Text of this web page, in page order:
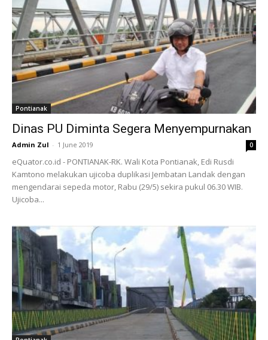
Pontianak
Dinas PU Diminta Segera Menyempurnakan
Admin Zul - 1 June 2019 0
eQuator.co.id - PONTIANAK-RK. Wali Kota Pontianak, Edi Rusdi
Kamtono melakukan ujicoba duplikasi Jembatan Landak dengan
mengendarai sepeda motor, Rabu (29/5) sekira pukul 06.30 WIB.
Ujicoba...